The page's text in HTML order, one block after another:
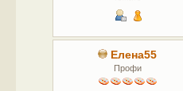
Елена55
Профи